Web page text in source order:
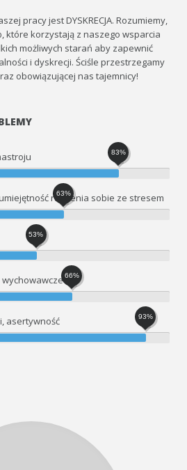
pracy jest DYSKRECJA. Rozumiemy,
które korzystają z naszego wsparcia
możliwych starań aby zapewnić
i dyskrecji. Ściśle przestrzegamy
obowiązującej nas tajemnicy!
83%
radzenia sobie ze stresem
63%
53%
66%
asertywność 93%